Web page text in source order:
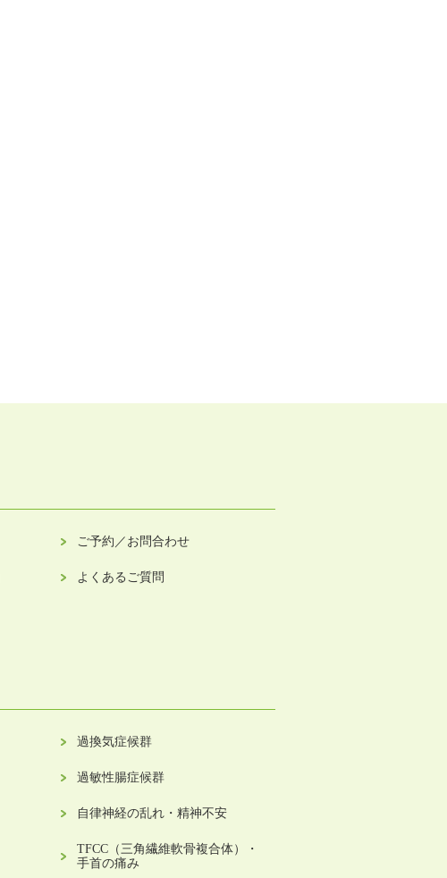
ご予約／お問合わせ
よくあるご質問
過換気症候群
過敏性腸症候群
自律神経の乱れ・精神不安
TFCC（三角繊維軟骨複合体）・
手首の痛み